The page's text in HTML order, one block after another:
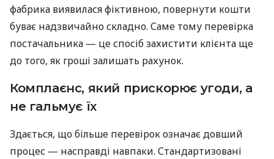
фабрика виявилася фіктивною, повернути кошти
буває надзвичайно складно. Саме тому перевірка
постачальника — це спосіб захистити клієнта ще
до того, як гроші залишать рахунок.
Комплаєнс, який прискорює угоди, а
не гальмує їх
Здається, що більше перевірок означає довший
процес — насправді навпаки. Стандартизовані